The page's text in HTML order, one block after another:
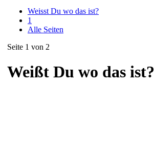
Weisst Du wo das ist?
1
Alle Seiten
Seite 1 von 2
Weißt Du wo das ist?